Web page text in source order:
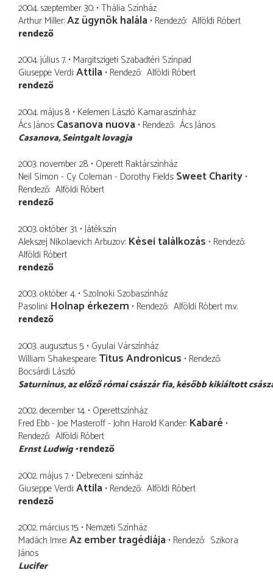
2004. szeptember 30. Thália Színház
Arthur Miller Az ügynök halála Rendező Alföldi Róbert
rendező
2004. július 7. Margitszigeti Szabadtéri Színpad
Giuseppe Verdi Attila Rendező Alföldi Róbert
rendező
2004. május 8. Kelemen László Kamaraszínház
Ács János Casanova nuova Rendező Ács János
Casanova Seintgalt lovagja
2003. november 28. Operett Raktárszínház
Neil Simon - Cy Coleman - Dorothy Fields Sweet Charity
Rendező Alföldi Róbert
rendező
2003. október 31. Játékszín
Alekszej Nikolaevich Arbuzov Kései találkozás Rendező
Alföldi Róbert
rendező
2003. október 4. Szolnoki Szobaszínház
Pasolini Holnap érkezem Rendező Alföldi Róbert m.v.
rendező
2003. augusztus 5. Gyulai Várszínház
William Shakespeare Titus Andronicus Rendező
Bocsárdi László
Saturninus az előző római császár fia, később kikiáltott
2002. december 14. Operettszínház
Fred Ebb - Joe Masteroff - John Harold Kander Kabaré
Rendező Alföldi Róbert
Ernst Ludwig rendező
2002. május 7. Debreceni színház
Giuseppe Verdi Attila Rendező Alföldi Róbert
rendező
2002. március 15. Nemzeti Színház
Madách Imre Az ember tragédiája Rendező Szikora
János
Lucifer